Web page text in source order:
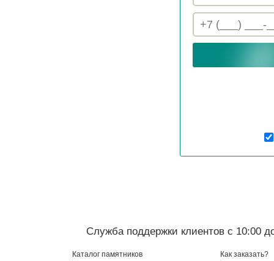
Служба поддержки клиентов с 10:00
Каталог памятников
Как заказать?